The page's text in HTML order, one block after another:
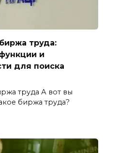
труда:
и
для поиска
труда А вот вы
биржа труда?